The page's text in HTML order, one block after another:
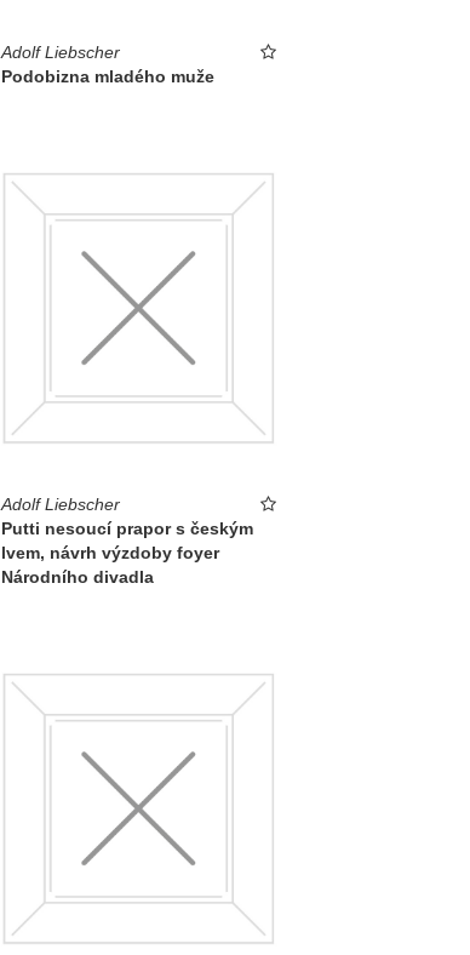
Adolf Liebscher
Podobizna mladého muže
Adolf Liebscher
Putti nesoucí prapor s českým
lvem, návrh výzdoby foyer
Národního divadla